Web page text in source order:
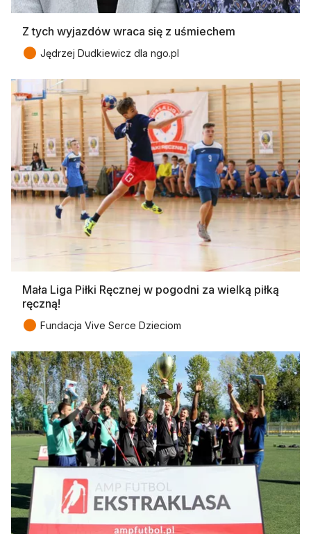
Z tych wyjazdów wraca się z uśmiechem
● Jędrzej Dudkiewicz dla ngo.pl
Mała Liga Piłki Ręcznej w pogodni za wielką piłką
ręczną!
● Fundacja Vive Serce Dzieciom